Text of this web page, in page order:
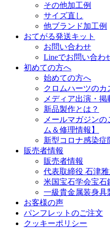
その他加工例
サイズ直し
他ブランド加工例
おてがる発送キット
お問い合わせ
Lineでお問い合わ
初めての方へ
始めての方へ
クロムハーツのカ
メディア出演・掲
新品製作とは？
メールマガジン
ム＆修理情報】
新型コロナ感染症
販売者情報
販売者情報
代表取締役 石津
米国宝石学会宝石
一級貴金属装身具
お客様の声
パンフレットのご注文
クッキーポリシー